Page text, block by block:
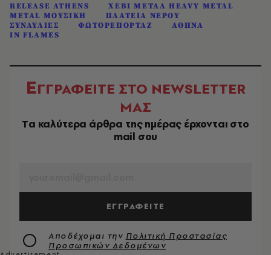
RELEASE ATHENS
ΧΕΒΙ ΜΕΤΑΛ HEAVY METAL
METAL ΜΟΥΣΙΚΗ
ΠΛΑΤΕΙΑ ΝΕΡΟΥ
ΣΥΝΑΥΛΙΕΣ
ΦΩΤΟΡΕΠΟΡΤΑΖ
ΑΘΗΝΑ
IN FLAMES
ΕΓΓΡΑΦΕΙΤΕ ΣΤΟ NEWSLETTER
ΜΑΣ
Tα καλύτερα άρθρα της ημέρας έρχονται στο
mail σου
ΕΓΓΡΑΦΕΙΤΕ
Αποδέχομαι την Πολιτική Προστασίας
Προσωπικών Δεδομένων